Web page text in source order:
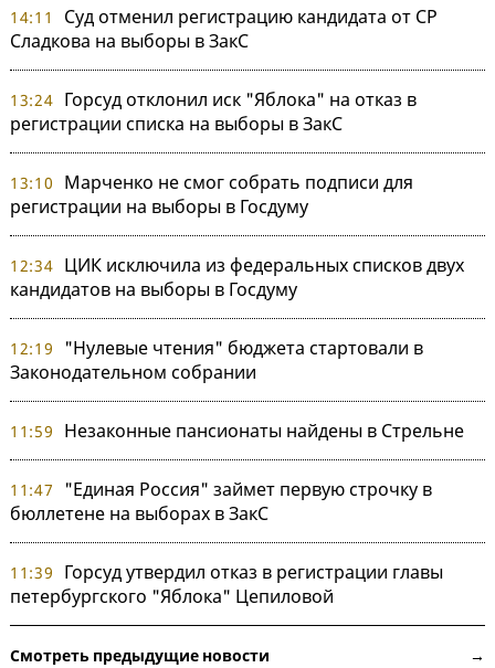
14:11
Суд отменил регистрацию кандидата от СР
Сладкова на выборы в ЗакС
13:24 Горсуд отклонил иск "Яблока" на отказ в
регистрации списка на выборы в ЗакС
13:10
Марченко не смог собрать подписи для
регистрации на выборы в Госдуму
12:34 ЦИК исключила из федеральных списков двух
кандидатов на выборы в Госдуму
12:19
"Нулевые чтения" бюджета стартовали в
Законодательном собрании
11:59 Незаконные пансионаты найдены в Стрельне
11:47
"Единая Россия" займет первую строчку в
бюллетене на выборах в ЗакС
11:39
Горсуд утвердил отказ в регистрации главы
петербургского "Яблока" Цепиловой
Смотреть предыдущие новости →